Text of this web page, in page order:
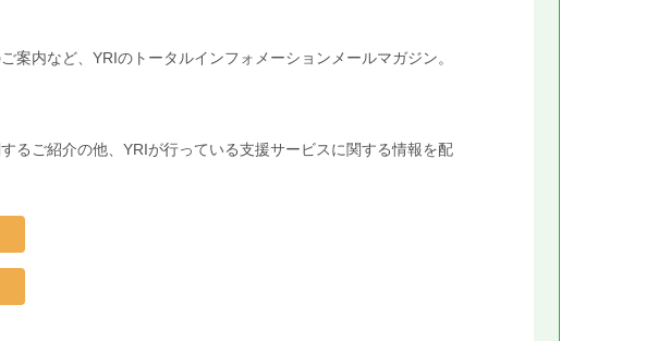
内など、YRIのトータルインフォメーションメールマガジン。
るご紹介の他、YRIが行っている支援サービスに関する情報を配